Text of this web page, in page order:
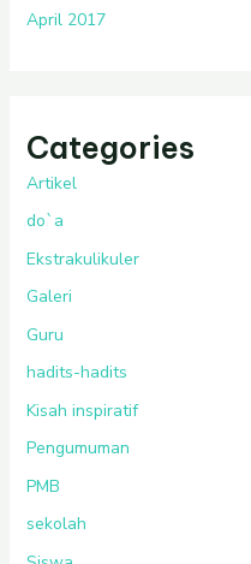
April 2017
Categories
Artikel
do`a
Ekstrakulikuler
Galeri
Guru
hadits-hadits
Kisah inspiratif
Pengumuman
PMB
sekolah